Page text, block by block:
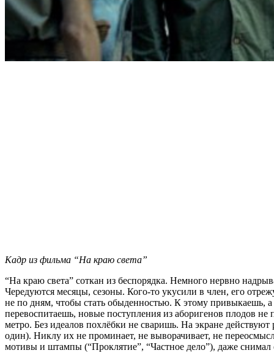
Кадр из фильма “На краю света”
“На краю света” соткан из беспорядка. Немного нервно
Чередуются месяцы, сезоны. Кого-то укусили в член, его
не по дням, чтобы стать обыденностью. К этому привыкаешь,
перевоспитаешь, новые поступления из аборигенов плодов не
метро. Без идеалов похлёбки не сваришь. На экране
один). Никлу их не проминает, не выворачивает, не
мотивы и штампы (“Проклятие”, “Частное дело”), даже